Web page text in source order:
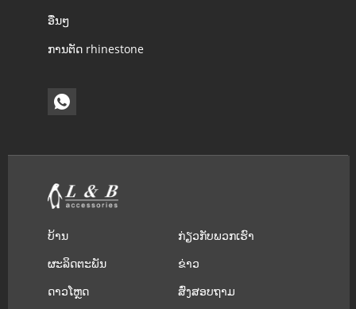
ອື່ນໆ
ການຕັດ rhinestone
ບ້ານ
ກ່ຽວ​ກັບ​ພວກ​ເຮົາ
ຜະລິດຕະພັນ
ຂ່າວ
ດາວໂຫຼດ
ສົ່ງສອບຖາມ